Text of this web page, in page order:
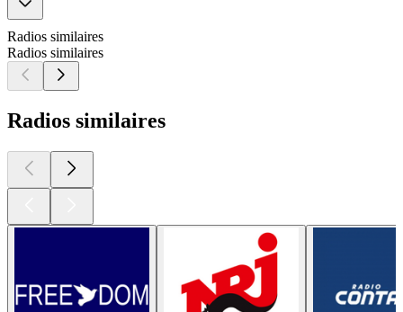
Radios similaires
Radios similaires
Radios similaires